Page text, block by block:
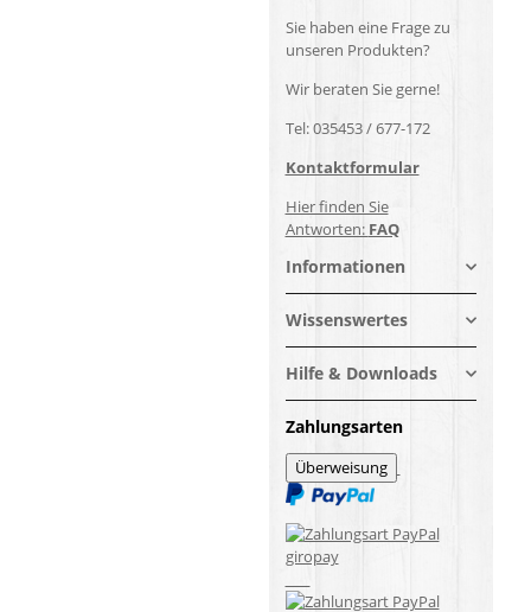
Sie haben eine Frage zu
unseren Produkten?
Wir beraten Sie gerne!
Tel: 035453 / 677-172
Kontaktformular
Hier finden Sie
Antworten: FAQ
Informationen
Wissenswertes
Hilfe & Downloads
Zahlungsarten